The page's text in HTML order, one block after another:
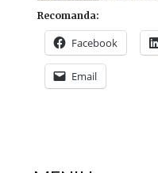
Recomanda:
Facebook
Email